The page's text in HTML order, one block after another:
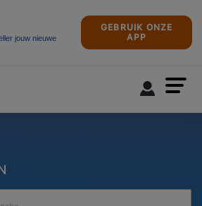
jouw nieuwe
GEBRUIK ONZE
APP